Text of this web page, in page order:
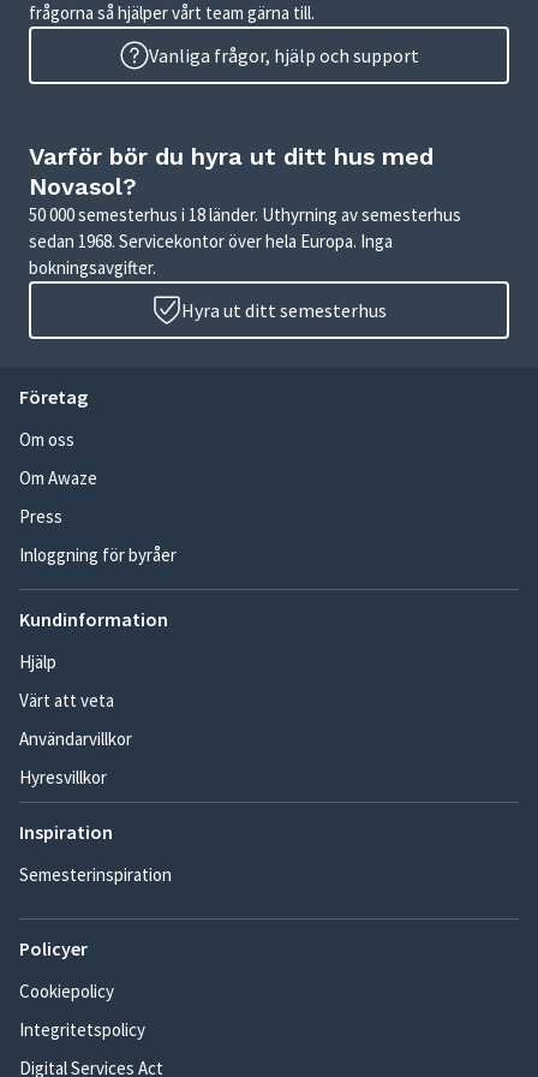
frågorna så hjälper vårt team gärna till.
Vanliga frågor, hjälp och support
Varför bör du hyra ut ditt hus med
Novasol?
50 000 semesterhus i 18 länder. Uthyrning av semesterhus
sedan 1968. Servicekontor över hela Europa. Inga
bokningsavgifter.
Hyra ut ditt semesterhus
Företag
Om oss
Om Awaze
Press
Inloggning för byråer
Kundinformation
Hjälp
Värt att veta
Användarvillkor
Hyresvillkor
Inspiration
Semesterinspiration
Policyer
Cookiepolicy
Integritetspolicy
Digital Services Act